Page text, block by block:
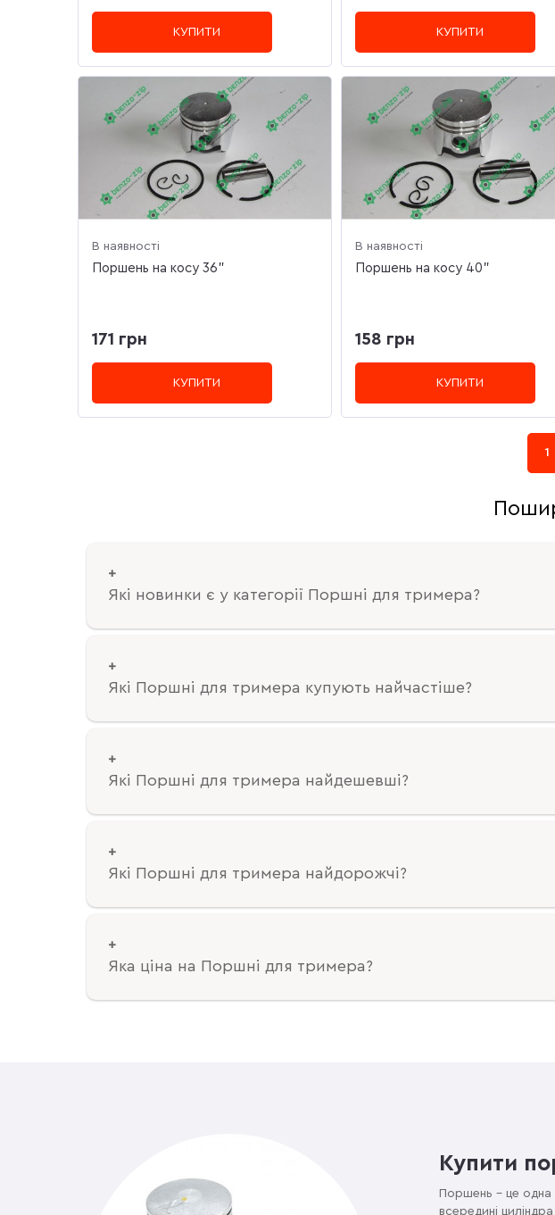
КУПИТИ КУПИТИ
В наявності
Поршень на косу 36"
171 грн
КУПИТИ
В наявності
Поршень на косу 40"
158 грн
КУПИТИ
1
Які новинки є у категорії Поршні для тримера?
Які Поршні для тримера купують найчастіше?
Які Поршні для тримера найдешевші?
Які Поршні для тримера найдорожчі?
Яка ціна на Поршні для тримера?
Купити
Поршень – це одна
всередині